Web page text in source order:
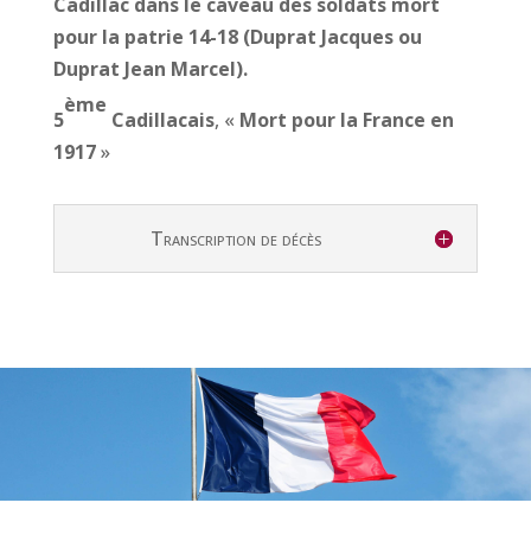
pour la patrie 14-18 (Duprat Jacques ou
Duprat Jean Marcel).
5
ème
Cadillacais, « Mort pour la France en
1917»
Transcription de décès